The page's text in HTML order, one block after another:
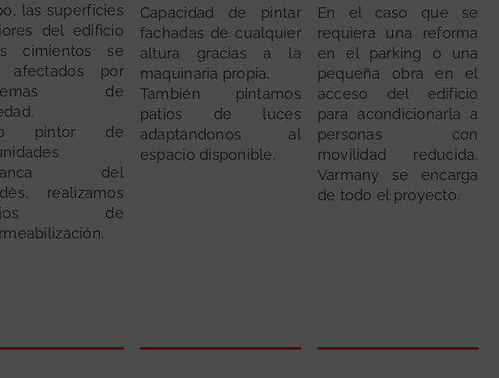
las superficies
del edificio
cimientos se
afectados por
de
pintor de
del
realizamos
de
Capacidad de pintar
fachadas de cualquier
altura gracias a la
maquinaria propia.
También pintamos
patios de luces
adaptándonos al
espacio disponible.
En el caso que se
requiera una reforma
en el parking o una
pequeña obra en el
acceso del edificio
para acondicionarla a
personas con
movilidad reducida,
Varmany se encarga
de todo el proyecto.